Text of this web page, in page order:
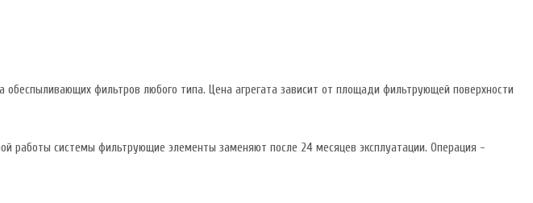
фильтров любого типа. Цена агрегата зависит от площади фильтрующей поверхности
работы системы фильтрующие элементы заменяют после 24 месяцев эксплуатации. Операция -